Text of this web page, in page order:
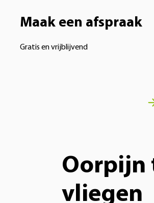
Maak een afspraak
Gratis en vrijblijvend
Oorpijn
vliegen